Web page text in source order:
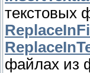
текстовых
файлах из